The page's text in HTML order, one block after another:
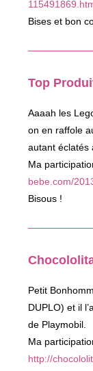
Bises et bon
Top
Aaaah les
on en raffole
autant éclatés
Ma
bebe.com/
Bisous !
Petit
DUPLO) et il
de Playmobil.
Ma
http://